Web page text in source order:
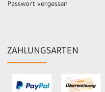
Passwort vergessen
ZAHLUNGSARTEN